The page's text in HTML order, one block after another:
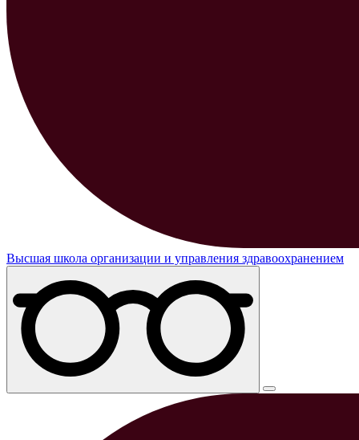
Высшая школа организации и управления здравоохранением